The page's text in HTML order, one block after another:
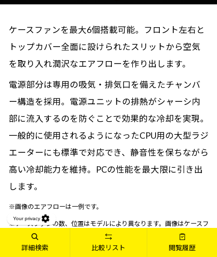
ケースファンを最大6個搭載可能。フロント左右と
トップカバー全面に設けられたスリットから空気
を取り入れ潤沢なエアフローを作り出します。
電源部分は専用の吸気・排気口を備えたチャンバ
ー構造を採用。電源ユニットの排熱がシャーシ内
部に流入するのを防ぐことで効果的な冷却を実現。
一般的に使用されるようになったCPU用の大型ラジ
エーターにも標準で対応でき、静音性を保ちながら
高い冷却能力を維持。PCの性能を最大限に引き出
します。
※画像のエアフローは一例です。
※ケースファンの数、位置はモデルにより異なります。画像はケースフ
ァン6個搭載時になります。
詳細検索 比較リスト 閲覧履歴